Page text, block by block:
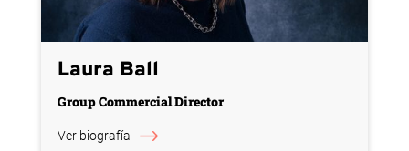
Laura Ball
Group Commercial Director
Ver biografía